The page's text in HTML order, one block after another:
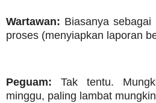
Wartawan: Biasanya
proses (menyiapkan laporan
Peguam: Tak tentu.
minggu, paling lambat